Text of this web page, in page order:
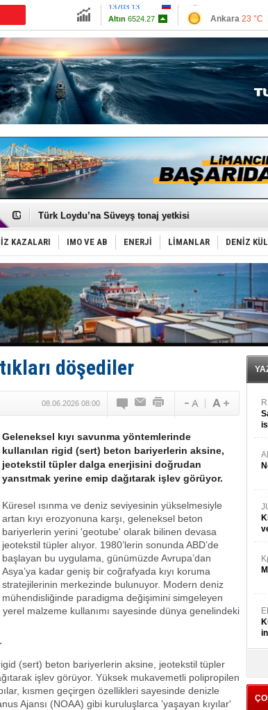
Altın
6524.27
Euro55.0652
Ankara 23 °C
Antalya26 °C
Muğla 22 °C
Çanakkale 23
Runit kubbesi okyanusun derinliklerinde halkı tehdit
Türk Loydu’na Süveyş tonaj yetkisi
Hüseyin Mengi: “Yapay Zekâ, Ustanın yerini alamaz”
Hat-San Tersanesi’nden yüzer havuza omurga: NB26
Med Marine’e yeni Römorkör!
KOSDER’den Karadeniz için ‘Çağrı’!
Kalyoncu’dan ‘Sefer’ kararı!
Tekne, su aldı: 100 yolcu, tahliye edildi
Bacasında yangın çıkan Tanker, demirletildi
Dışişleri Bakanlığı'ndan açıklama: "Takipteyiz"
Depo ve tekneler, alevlere teslim oldu
Kruvaziyer Şirketleri işte buralara ‘Yatırım’ yapıyor
Kargıcak Koyu’nda tekne yangını!
KAZALARI IMO VE AB ENERJİ LİMANLAR DENİZ
döşediler
08.06.2026 08:00
Geleneksel kıyı savunma yöntemlerinde
kullanılan rigid (sert) beton bariyerlerin aksine,
jeotekstil tüpler dalga enerjisini doğrudan
yansıtmak yerine emip dağıtarak işlev görüyor.
Küresel ısınma ve deniz seviyesinin yükselmesiyle
artan kıyı erozyonuna karşı, geleneksel beton
bariyerlerin yerini 'geotube' olarak bilinen devasa
jeotekstil tüpler alıyor. 1980’lerin sonunda ABD’de
başlayan bu uygulama, günümüzde Avrupa’dan
Asya’ya kadar geniş bir coğrafyada kıyı koruma
stratejilerinin merkezinde bulunuyor. Modern deniz
mühendisliğinde paradigma değişimini simgeleyen
malzeme kullanımı sayesinde dünya genelindeki
(sert) beton bariyerlerin aksine, jeotekstil tüpler
işlev görüyor. Yüksek mukavemetli polipropilen
kısmen geçirgen özellikleri sayesinde denizle
Ajansı (NOAA) gibi kuruluşlarca 'yaşayan kıyılar'